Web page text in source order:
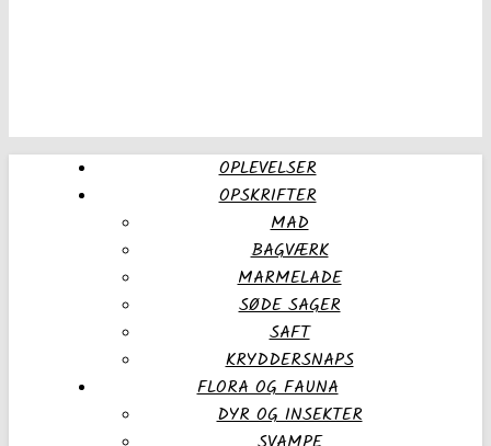
OPLEVELSER
OPSKRIFTER
MAD
BAGVÆRK
MARMELADE
SØDE SAGER
SAFT
KRYDDERSNAPS
FLORA OG FAUNA
DYR OG INSEKTER